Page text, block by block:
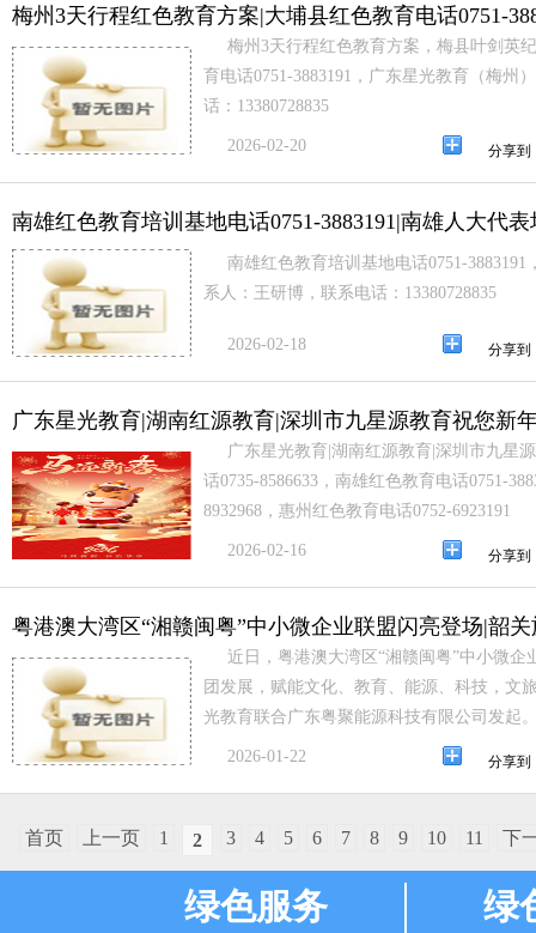
梅州3天行程红色教育方案|大埔县红色教育电话0751-
梅州3天行程红色教育方案，梅县叶剑英
育电话0751-3883191，广东星光教育（梅州
话：13380728835
2026-02-20 分享到
南雄红色教育培训基地电话0751-3883191|南雄人大代
南雄红色教育培训基地电话0751-
系人：王研博，联系电话：13380728835
2026-02-18 分享到
广东星光教育|湖南红源教育|深圳市九星源教育祝您新
广东星光教育|湖南红源教育|深圳市九星
话0735-8586633，南雄红色教育电话0751-
8932968，惠州红色教育电话0752-6923191
2026-02-16 分享到
粤港澳大湾区“湘赣闽粤”中小微企业联盟闪亮登场|韶
近日，粤港澳大湾区“湘赣闽粤”中小微
团发展，赋能文化、教育、能源、科技，文
光教育联合广东粤聚能源科技有限公司发起
2026-01-22 分享到
首页 上一页 1 2 3 4 5 6 7 8 9 10 11 下
绿色服务 绿